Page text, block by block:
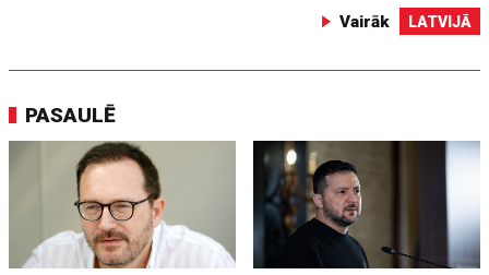
Vairāk LATVIJĀ
PASAULĒ